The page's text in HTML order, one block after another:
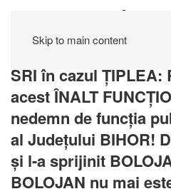
Skip to main content
Ep. XXXIII:
SRI în cazul ȚIPLEA:
acest ÎNALT
nedemn de funcția
al Județului BIHOR!
și l-a sprijinit
BOLOJAN nu mai